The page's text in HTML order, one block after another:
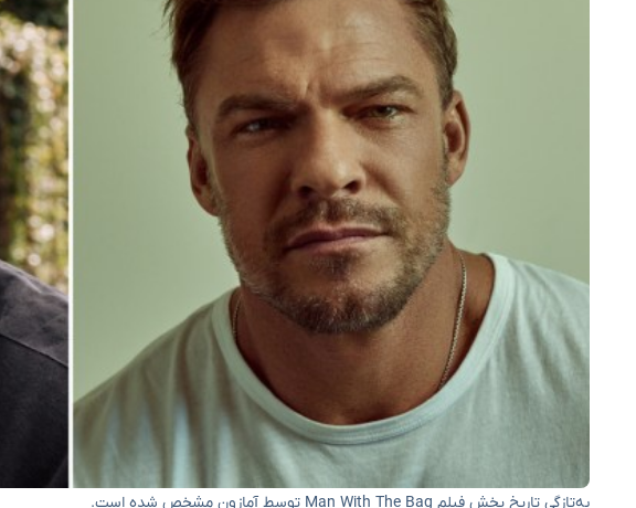
به‌تازگی تاریخ پخش فیلم Man With The Bag توسط آمازون مشخص شده است.